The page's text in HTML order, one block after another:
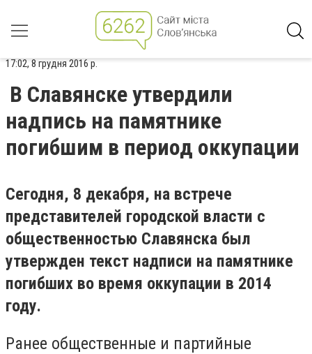
17:02, 8 грудня 2016 р.
В Славянске утвердили
надпись на памятнике
погибшим в период оккупации
Сегодня, 8 декабря, на встрече
представителей городской власти с
общественностью Славянска был
утвержден текст надписи на памятнике
погибших во время оккупации в 2014
году.
Ранее общественные и партийные